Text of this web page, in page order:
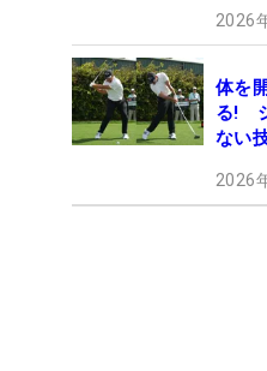
2026
体を
る!
ない
2026